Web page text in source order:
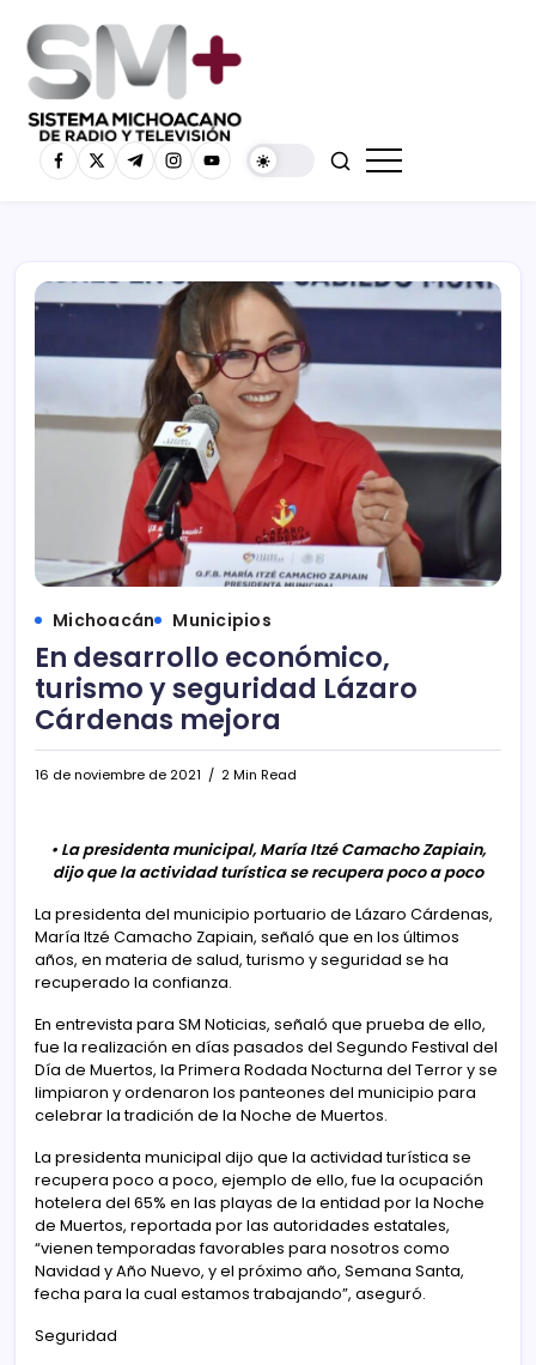
Michoacán Municipios
En desarrollo económico,
turismo y seguridad Lázaro
Cárdenas mejora
16 de noviembre de 2021 2 Min Read
• La presidenta municipal, María Itzé Camacho Zapiain,
dijo que la actividad turística se recupera poco a poco
La presidenta del municipio portuario de Lázaro Cárdenas,
María Itzé Camacho Zapiain, señaló que en los últimos
años, en materia de salud, turismo y seguridad se ha
recuperado la confianza.
En entrevista para SM Noticias, señaló que prueba de ello,
fue la realización en días pasados del Segundo Festival del
Día de Muertos, la Primera Rodada Nocturna del Terror y se
limpiaron y ordenaron los panteones del municipio para
celebrar la tradición de la Noche de Muertos.
La presidenta municipal dijo que la actividad turística se
recupera poco a poco, ejemplo de ello, fue la ocupación
hotelera del 65% en las playas de la entidad por la Noche
de Muertos, reportada por las autoridades estatales,
“vienen temporadas favorables para nosotros como
Navidad y Año Nuevo, y el próximo año, Semana Santa,
fecha para la cual estamos trabajando”, aseguró.
Seguridad